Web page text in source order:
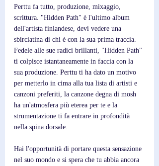
Perttu fa tutto, produzione, mixaggio,
scrittura. "Hidden Path" è l'ultimo album
dell'artista finlandese, devi vedere una
sbirciatina di chi è con la sua prima traccia.
Fedele alle sue radici brillanti, "Hidden Path"
ti colpisce istantaneamente in faccia con la
sua produzione. Perttu ti ha dato un motivo
per metterlo in cima alla tua lista di artisti e
canzoni preferiti, la canzone degna di mosh
ha un'atmosfera più eterea per te e la
strumentazione ti fa entrare in profondità
nella spina dorsale.
Hai l'opportunità di portare questa sensazione
nel suo mondo e si spera che tu abbia ancora